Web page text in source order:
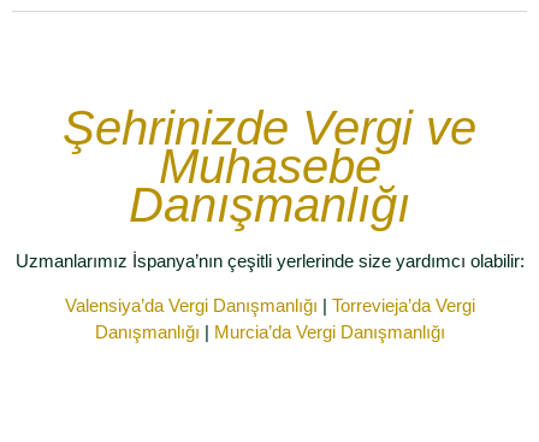
Şehrinizde Vergi ve
Muhasebe
Danışmanlığı
Uzmanlarımız İspanya’nın çeşitli yerlerinde size yardımcı olabilir:
Valensiya’da Vergi Danışmanlığı | Torrevieja’da Vergi
Danışmanlığı | Murcia’da Vergi Danışmanlığı